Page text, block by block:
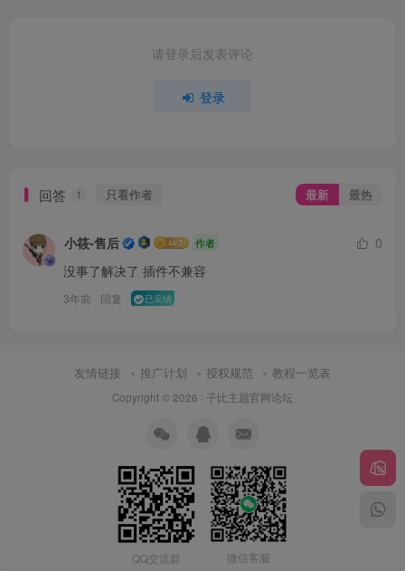
请登录后发表评论
登录
回答 1 只看作者 最新 最热
小筱-售后 作者
0
没事了解决了 插件不兼容
3年前 回复 已采纳
友情链接 推广计划 授权规范 教程一览表
Copyright © 2026 · 子比主题官网论坛
QQ交流群 微信客服